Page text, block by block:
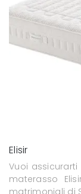
Elisir
Vuoi
materasso
matrimoniali di